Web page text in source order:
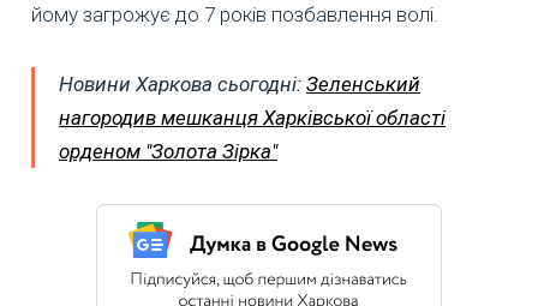
йому загрожує до 7 років позбавлення волі.
Новини Харкова сьогодні: Зеленський
нагородив мешканця Харківської області
орденом "Золота Зірка"